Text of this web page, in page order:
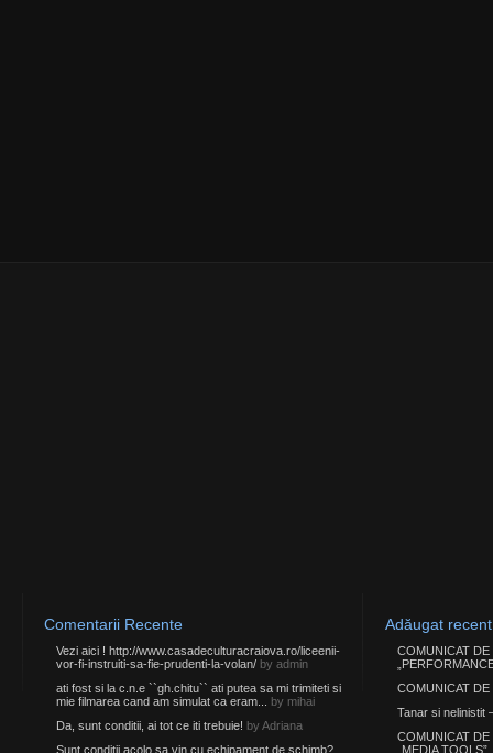
Comentarii Recente
Vezi aici ! http://www.casadeculturacraiova.ro/liceenii-
vor-fi-instruiti-sa-fie-prudenti-la-volan/by admin
ati fost si la c.n.e ``gh.chitu`` ati putea sa mi trimiteti si
mie filmarea cand am simulat ca eram...
by mihai
Da, sunt conditii, ai tot ce iti trebuie! by Adriana
Sunt conditii acolo sa vin cu echipament de schimb?
Adăugat recent
COMUNICAT DE
COMUNICAT DE
Tanar si nelinistit
COMUNICAT DE
„MEDIA TOOLS”